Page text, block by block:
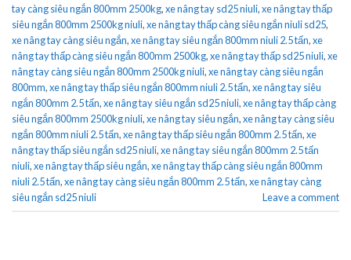
tay càng siêu ngắn 800mm 2500kg,xe nâng tay sd25 niuli,xe nâng tay thấp
siêu ngắn 800mm 2500kg niuli,xe nâng tay thấp càng siêu ngắn niuli sd25,
xe nâng tay càng siêu ngắn,xe nâng tay siêu ngắn 800mm niuli 2.5 tấn,xe
nâng tay thấp càng siêu ngắn 800mm 2500kg,xe nâng tay thấp sd25 niuli,xe
nâng tay càng siêu ngắn 800mm 2500kg niuli,xe nâng tay càng siêu ngắn
800mm,xe nâng tay thấp siêu ngắn 800mm niuli 2.5 tấn,xe nâng tay siêu
ngắn 800mm 2.5 tấn,xe nâng tay siêu ngắn sd25 niuli,xe nâng tay thấp càng
siêu ngắn 800mm 2500kg niuli,xe nâng tay siêu ngắn,xe nâng tay càng siêu
ngắn 800mm niuli 2.5 tấn,xe nâng tay thấp siêu ngắn 800mm 2.5 tấn,xe
nâng tay thấp siêu ngắn sd25 niuli,xe nâng tay siêu ngắn 800mm 2.5 tấn
niuli,xe nâng tay thấp siêu ngắn,xe nâng tay thấp càng siêu ngắn 800mm
niuli 2.5 tấn,xe nâng tay càng siêu ngắn 800mm 2.5 tấn,xe nâng tay càng
siêu ngắn sd25 niuli
Leave a comment